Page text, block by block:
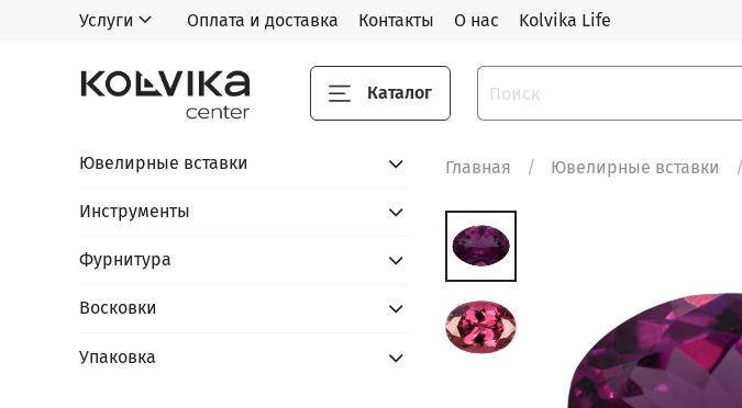
Услуги Оплата и доставка Контакты О нас Kolvika Life
Каталог
Главная Ювелирные вставки
Ювелирные вставки
Инструменты
Фурнитура
Восковки
Упаковка